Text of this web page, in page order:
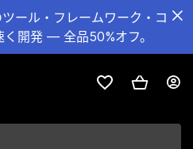
ール・フレームワーク・コ
開発 — 全品50%オフ。